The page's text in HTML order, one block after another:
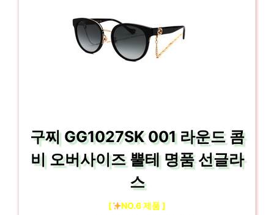
구찌 GG1027SK 001 라운드 콤
비 오버사이즈 뿔테 명품 선글라
스
[ NO.6 제품 ]